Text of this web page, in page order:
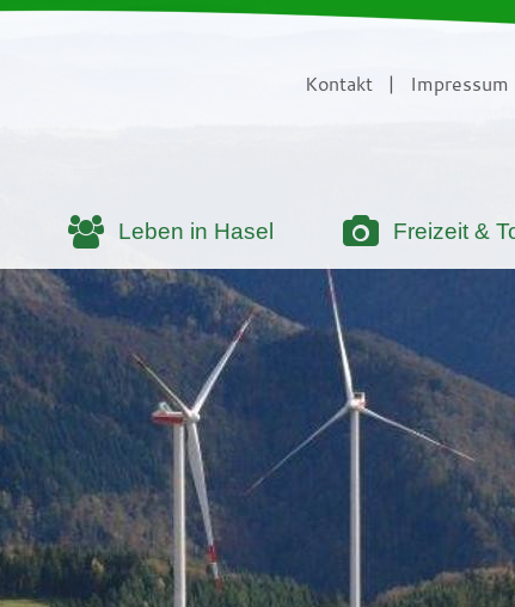
Kontakt | Impressum
Leben in Hasel Freizeit &